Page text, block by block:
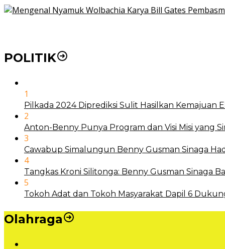
POLITIK
1
Pilkada 2024 Diprediksi Sulit Hasilkan Kemajuan
2
Anton-Benny Punya Program dan Visi Misi yang
3
Cawabup Simalungun Benny Gusman Sinaga
4
Tangkas Kroni Silitonga: Benny Gusman Sinaga
5
Tokoh Adat dan Tokoh Masyarakat Dapil 6
Olahraga